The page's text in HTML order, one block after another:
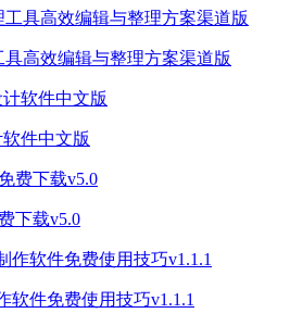
具高效编辑与整理方案渠道版
件中文版
下载v5.0
软件免费使用技巧v1.1.1